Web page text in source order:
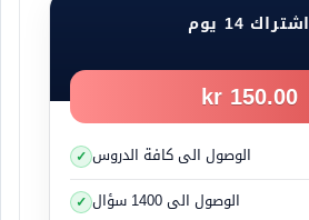
اشتراك 14 يوم
150.00 kr
الوصول الى كافة الدروس
الوصول الى 1400 سؤال